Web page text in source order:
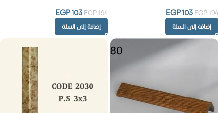
EGP194
EGP103
إضافة إلى السلة
EGP194
EGP103
إضافة إلى السلة